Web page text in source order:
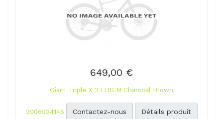
649,00 €
Giant Triple X 2 LDS M Charcoal Brown
2006024145 Contactez-nous Détails produit